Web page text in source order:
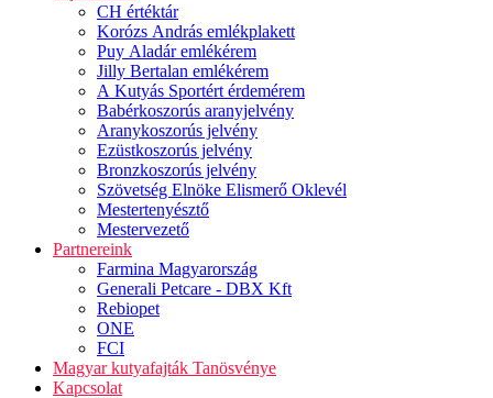
CH értéktár
Korózs András emlékplakett
Puy Aladár emlékérem
Jilly Bertalan emlékérem
A Kutyás Sportért érdemérem
Babérkoszorús aranyjelvény
Aranykoszorús jelvény
Ezüstkoszorús jelvény
Bronzkoszorús jelvény
Szövetség Elnöke Elismerő Oklevél
Mestertenyésztő
Mestervezető
Partnereink
Farmina Magyarország
Generali Petcare - DBX Kft
Rebiopet
ONE
FCI
Magyar kutyafajták Tanösvénye
Kapcsolat